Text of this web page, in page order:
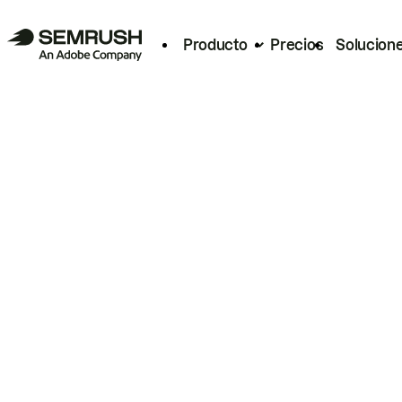
Producto Precios